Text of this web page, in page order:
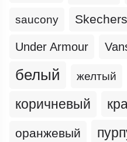
saucony Skechers
Under Armour
белый желтый
коричневый
оранжевый